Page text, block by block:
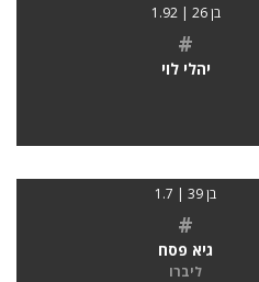
בן 26 | 1.92
#
יהלי לוי
בן 39 | 1.7
#
גיא פסח
ליברו